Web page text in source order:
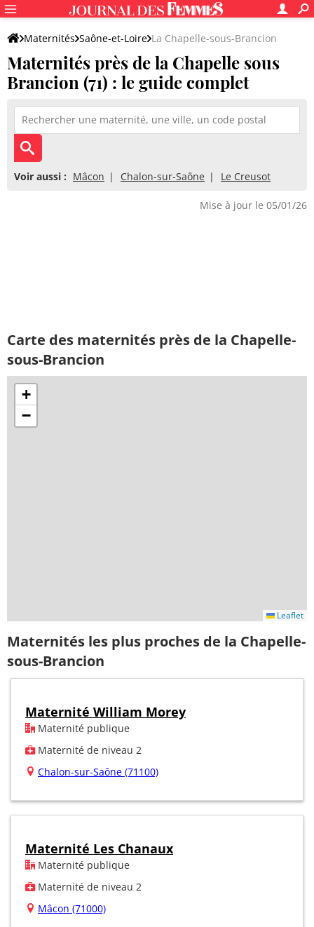
Maternités Saône-et-Loire La Chapelle-sous-Brancion
Maternités près de la Chapelle sous
Brancion (71) : le guide complet
Voir aussi : Mâcon Chalon-sur-Saône Le Creusot
Mise à jour le 05/01/26
Carte des maternités près de la Chapelle-
sous-Brancion
+
−
Leaflet
Maternités les plus proches de la Chapelle-
sous-Brancion
Maternité William Morey
Maternité publique
Maternité de niveau 2
Chalon-sur-Saône (71100)
Maternité Les Chanaux
Maternité publique
Maternité de niveau 2
Mâcon (71000)